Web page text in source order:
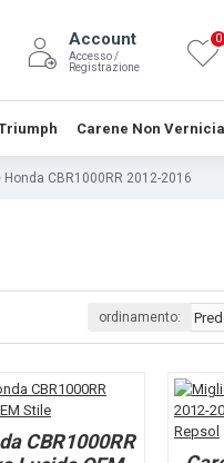
Account
Accesso /
Registrazione
0
Carene Non
Honda CBR1000RR 2012-2016
ordinamento:
CBR1000RR